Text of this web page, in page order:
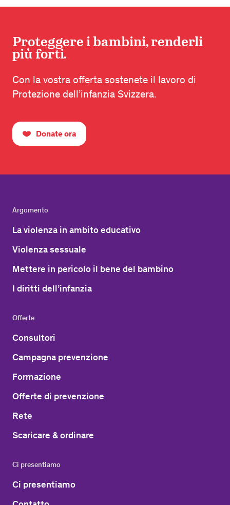
Proteggere i bambini, renderli
più forti.
Con la vostra offerta sostenete il lavoro di
Protezione dell’infanzia Svizzera.
Donate ora
Argomento
La violenza in ambito educativo
Violenza sessuale
Mettere in pericolo il bene del bambino
I diritti dell’infanzia
Offerte
Consultori
Campagna prevenzione
Formazione
Offerte di prevenzione
Rete
Scaricare & ordinare
Ci presentiamo
Ci presentiamo